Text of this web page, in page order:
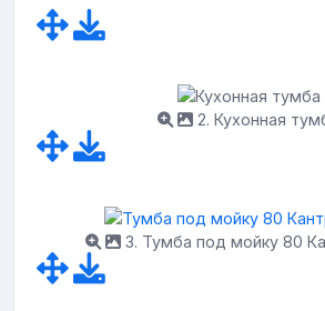
2. Кухонная
3. Тумба под мойку 80